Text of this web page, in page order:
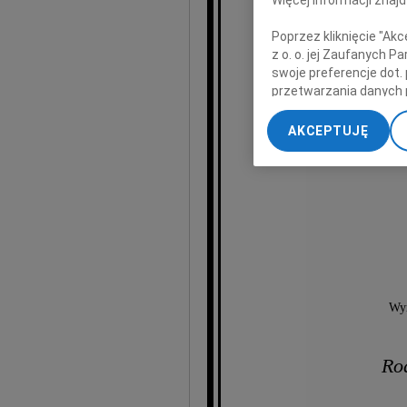
wiceprezydenta
przez wiele lat
w
Poprzez kliknięcie
z o. o. jej Zaufanych
swoje preferencje dot.
przetwarzania danych
„Ustawienia
My, nasi Zaufani
dokładnych danych
Przechowywanie
AKCEPTUJĘ